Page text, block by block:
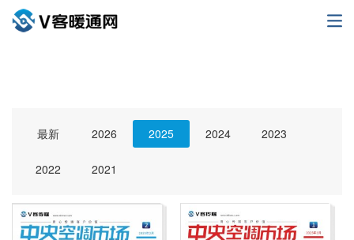
最新 2026 2025 2024 2023
2022 2021